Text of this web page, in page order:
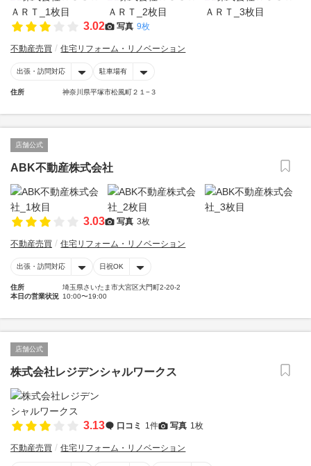
3.02 写真 9枚
不動産売買 住宅リフォーム・リノベーション
出張・訪問対応 駐車場有
住所 神奈川県平塚市松風町２１−３
店舗公式
ABK不動産株式会社
3.03 写真 3枚
不動産売買 住宅リフォーム・リノベーション
出張・訪問対応 日祝OK
住所
埼玉県さいたま市大宮区大門町2-20-2
本日の営業状況 10:00〜19:00
店舗公式
株式会社レジデンシャルワークス
3.13 口コミ 1件 写真 1枚
不動産売買 住宅リフォーム・リノベーション